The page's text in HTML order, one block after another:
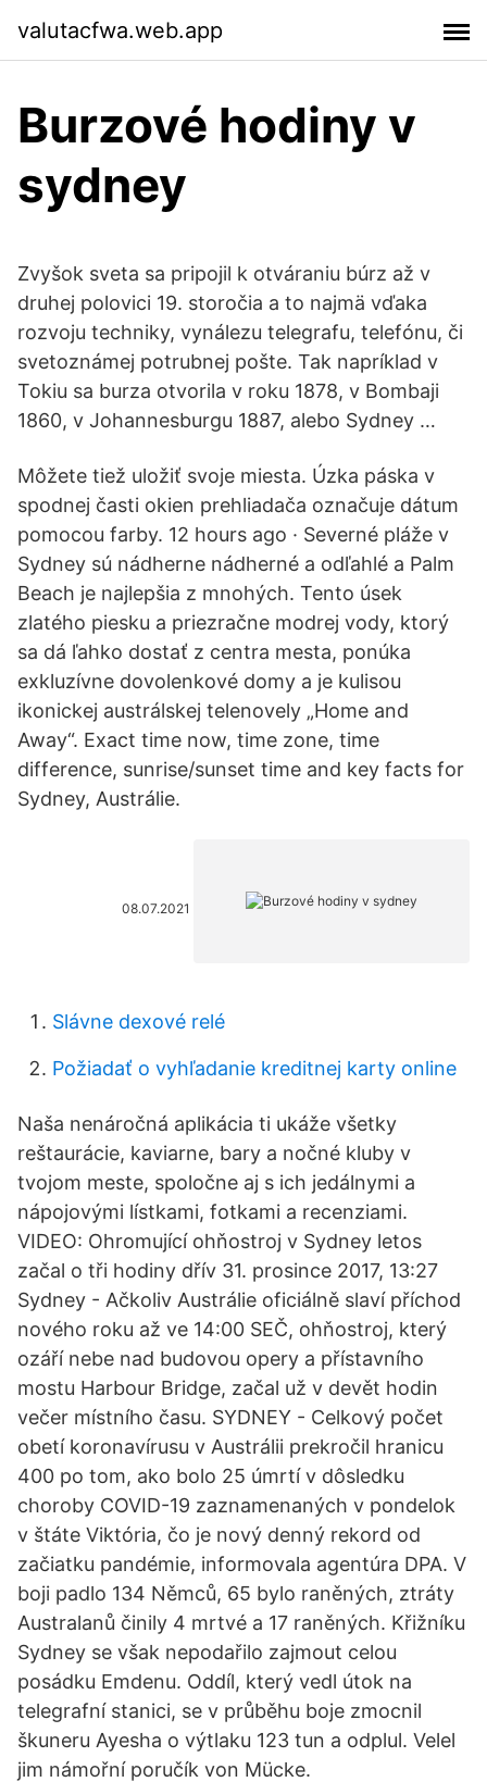
valutacfwa.web.app
Burzové hodiny v
sydney
Zvyšok sveta sa pripojil k otváraniu búrz až v
druhej polovici 19. storočia a to najmä vďaka
rozvoju techniky, vynálezu telegrafu, telefónu, či
svetoznámej potrubnej pošte. Tak napríklad v
Tokiu sa burza otvorila v roku 1878, v Bombaji
1860, v Johannesburgu 1887, alebo Sydney …
Môžete tiež uložiť svoje miesta. Úzka páska v
spodnej časti okien prehliadača označuje dátum
pomocou farby. 12 hours ago · Severné pláže v
Sydney sú nádherne nádherné a odľahlé a Palm
Beach je najlepšia z mnohých. Tento úsek
zlatého piesku a priezračne modrej vody, ktorý
sa dá ľahko dostať z centra mesta, ponúka
exkluzívne dovolenkové domy a je kulisou
ikonickej austrálskej telenovely „Home and
Away“. Exact time now, time zone, time
difference, sunrise/sunset time and key facts for
Sydney, Austrálie.
08.07.2021
Slávne dexové relé
Požiadať o vyhľadanie kreditnej karty online
Naša nenáročná aplikácia ti ukáže všetky
reštaurácie, kaviarne, bary a nočné kluby v
tvojom meste, spoločne aj s ich jedálnymi a
nápojovými lístkami, fotkami a recenziami.
VIDEO: Ohromující ohňostroj v Sydney letos
začal o tři hodiny dřív 31. prosince 2017, 13:27
Sydney - Ačkoliv Austrálie oficiálně slaví příchod
nového roku až ve 14:00 SEČ, ohňostroj, který
ozáří nebe nad budovou opery a přístavního
mostu Harbour Bridge, začal už v devět hodin
večer místního času. SYDNEY - Celkový počet
obetí koronavírusu v Austrálii prekročil hranicu
400 po tom, ako bolo 25 úmrtí v dôsledku
choroby COVID-19 zaznamenaných v pondelok
v štáte Viktória, čo je nový denný rekord od
začiatku pandémie, informovala agentúra DPA. V
boji padlo 134 Němců, 65 bylo raněných, ztráty
Australanů činily 4 mrtvé a 17 raněných. Křižníku
Sydney se však nepodařilo zajmout celou
posádku Emdenu. Oddíl, který vedl útok na
telegrafní stanici, se v průběhu boje zmocnil
škuneru Ayesha o výtlaku 123 tun a odplul. Velel
jim námořní poručík von Mücke.